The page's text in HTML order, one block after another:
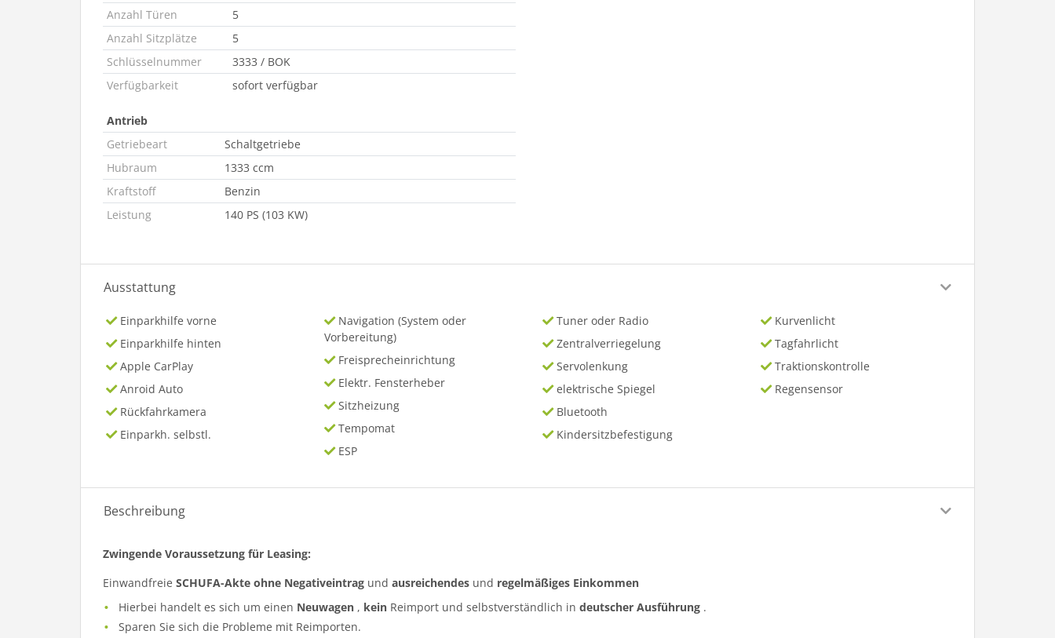
Anzahl Türen
5
Anzahl Sitzplätze
5
Schlüsselnummer
3333 / BOK
Verfügbarkeit
sofort verfügbar
Antrieb
Getriebeart
Schaltgetriebe
Hubraum
1333 ccm
Kraftstoff
Benzin
Leistung
140 PS (103 KW)
Ausstattung
Einparkhilfe vorne
Einparkhilfe hinten
Apple CarPlay
Anroid Auto
Rückfahrkamera
Einparkh. selbstl.
Navigation (System oder
Vorbereitung)
Freisprecheinrichtung
Elektr. Fensterheber
Sitzheizung
Tempomat
ESP
Tuner oder Radio
Zentralverriegelung
Servolenkung
elektrische Spiegel
Bluetooth
Kindersitzbefestigung
Kurvenlicht
Tagfahrlicht
Traktionskontrolle
Regensensor
Beschreibung
Zwingende Voraussetzung für Leasing:
Einwandfreie SCHUFA-Akte ohne Negativeintrag und ausreichendes und regelmäßiges Einkommen
Hierbei handelt es sich um einen Neuwagen , kein Reimport und selbstverständlich indeutscher Ausführung .
Sparen Sie sich die Probleme mit Reimporten.